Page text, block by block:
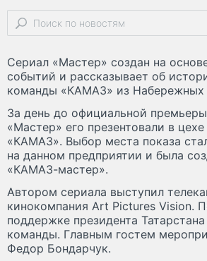
Сериал «Мастер» создан на
событий и рассказывает об
команды «КАМАЗ» из Набережных
За день до официальной
«Мастер» его презентовали в
«КАМАЗ». Выбор места показа
на данном предприятии и была
«КАМАЗ-мастер».
Автором сериала выступил
кинокомпания Art Pictures Vision.
поддержке президента
команды. Главным гостем
Федор Бондарчук.